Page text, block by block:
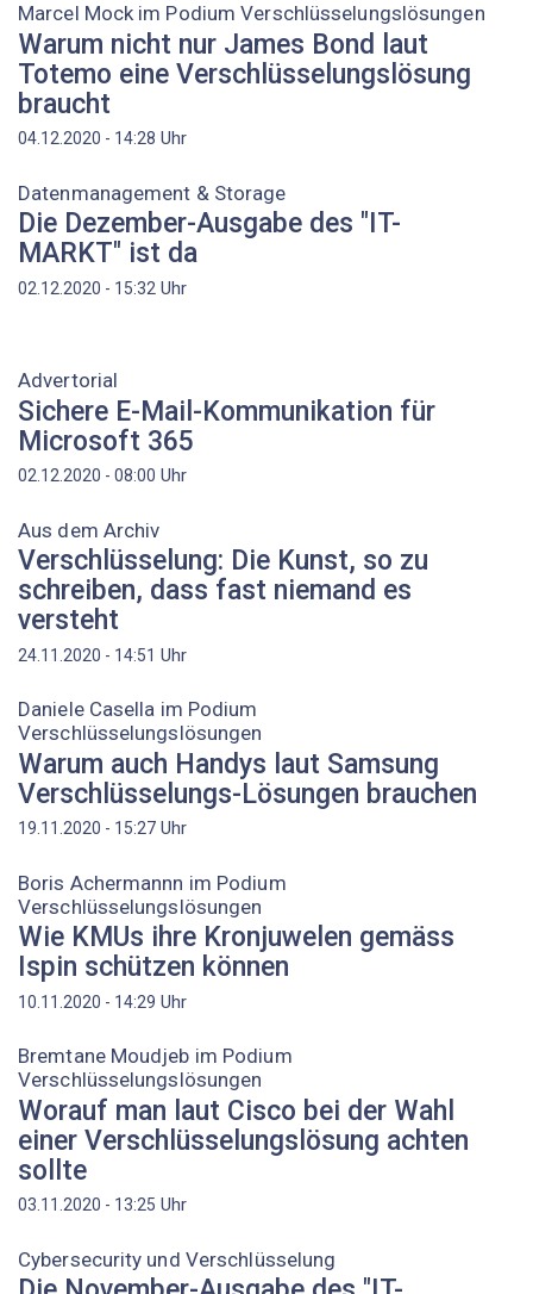
Marcel Mock im Podium Verschlüsselungslösungen
Warum nicht nur James Bond laut
Totemo eine Verschlüsselungslösung
braucht
04.12.2020 - 14:28 Uhr
Datenmanagement & Storage
Die Dezember-Ausgabe des "IT-
MARKT" ist da
02.12.2020 - 15:32 Uhr
Advertorial
Sichere E-Mail-Kommunikation für
Microsoft 365
02.12.2020 - 08:00 Uhr
Aus dem Archiv
Verschlüsselung: Die Kunst, so zu
schreiben, dass fast niemand es
versteht
24.11.2020 - 14:51 Uhr
Daniele Casella im Podium
Verschlüsselungslösungen
Warum auch Handys laut Samsung
Verschlüsselungs-Lösungen brauchen
19.11.2020 - 15:27 Uhr
Boris Achermannn im Podium
Verschlüsselungslösungen
Wie KMUs ihre Kronjuwelen gemäss
Ispin schützen können
10.11.2020 - 14:29 Uhr
Bremtane Moudjeb im Podium
Verschlüsselungslösungen
Worauf man laut Cisco bei der Wahl
einer Verschlüsselungslösung achten
sollte
03.11.2020 - 13:25 Uhr
Cybersecurity und Verschlüsselung